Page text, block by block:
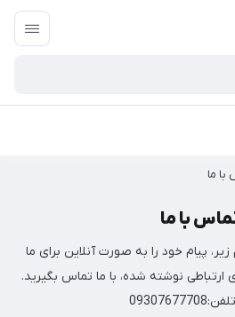
google-site-
ما
با ما
پیام خود را به صورت آنلاین برای ما
ارتباطی نوشته شده، با ما تماس بگیرید.